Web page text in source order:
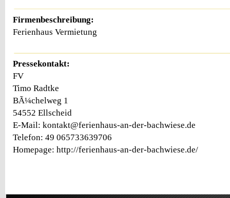
Firmenbeschreibung:
Ferienhaus Vermietung
Pressekontakt:
FV
Timo Radtke
BÃ¼chelweg 1
54552 Ellscheid
E-Mail: kontakt@ferienhaus-an-der-bachwiese.de
Telefon: 49 065733639706
Homepage: http://ferienhaus-an-der-bachwiese.de/